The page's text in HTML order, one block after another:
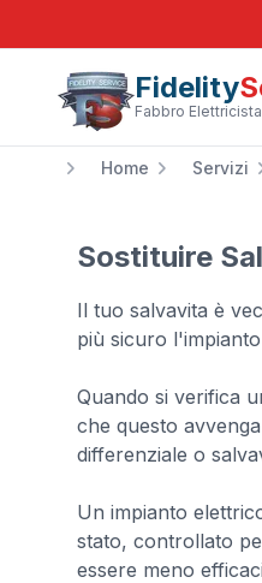
Fidelity
Fabbro
Home Servizi
Sostituire
Il tuo salvavita è
più sicuro
Quando si verifica
che questo
differenziale o
Un impianto
stato, controllato
essere meno